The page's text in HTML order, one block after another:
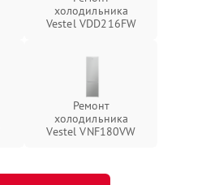
холодильника
Vestel VDD216FW
Ремонт
холодильника
Vestel VNF180VW